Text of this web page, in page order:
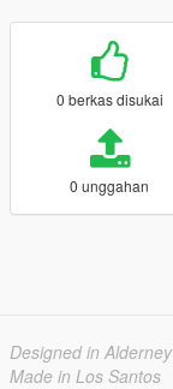
0 berkas disukai
0 unggahan
Designed in Alderney
Made in Los Santos